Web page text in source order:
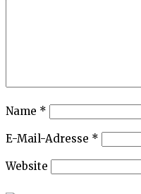
Name *
E-Mail-Adresse *
Website